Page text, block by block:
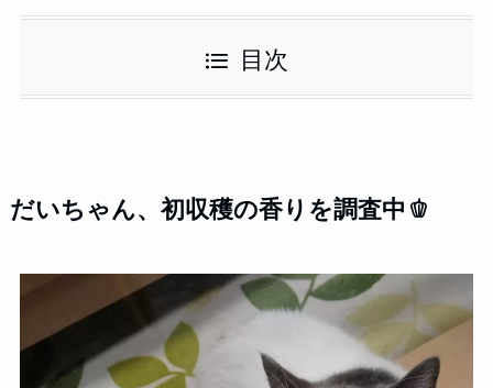
目次
だいちゃん、初収穫の香りを調査中🫑